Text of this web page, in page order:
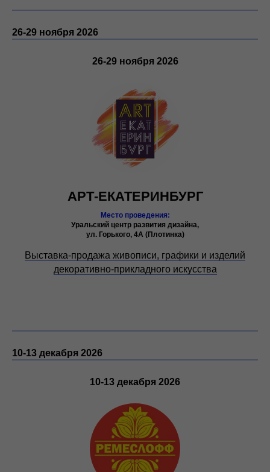
26-29 ноября 2026
26-29 ноября 2026
АРТ-ЕКАТЕРИНБУРГ
Место проведения:
Уральский центр развития дизайна,
ул. Горького, 4А (Плотинка)
Выставка-продажа живописи, графики и изделий
декоративно-прикладного искусства
10-13 декабря 2026
10-13 декабря 2026